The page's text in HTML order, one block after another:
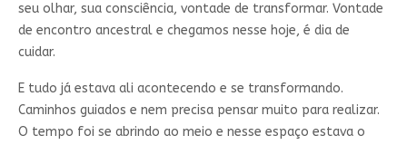
seu olhar, sua consciência, vontade de transformar. Vontade
de encontro ancestral e chegamos nesse hoje, é dia de
cuidar.
E tudo já estava ali acontecendo e se transformando.
Caminhos guiados e nem precisa pensar muito para realizar.
O tempo foi se abrindo ao meio e nesse espaço estava o